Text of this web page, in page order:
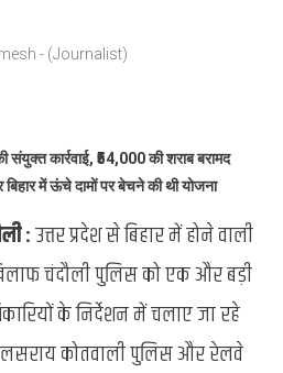
- (Journalist)
कार्रवाई, ₹54,000 की शराब बरामद
में ऊंचे दामों पर बेचने की थी योजना
:उत्तर प्रदेश से बिहार में होने वाली
चंदौली पुलिस को एक और बड़ी
के निर्देशन में चलाए जा रहे
कोतवाली पुलिस और रेलवे